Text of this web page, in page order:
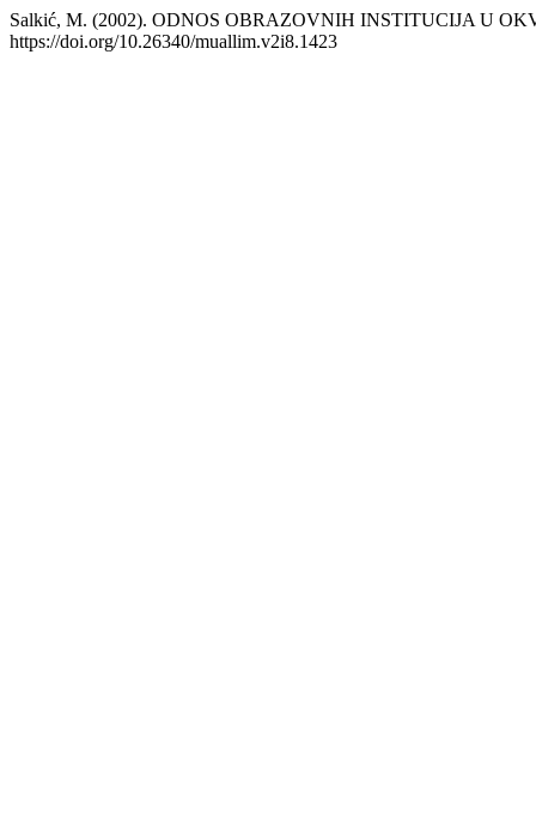
Salkić, M. (2002). ODNOS OBRAZOVNIH INSTITUCIJA U
https://doi.org/10.26340/muallim.v2i8.1423